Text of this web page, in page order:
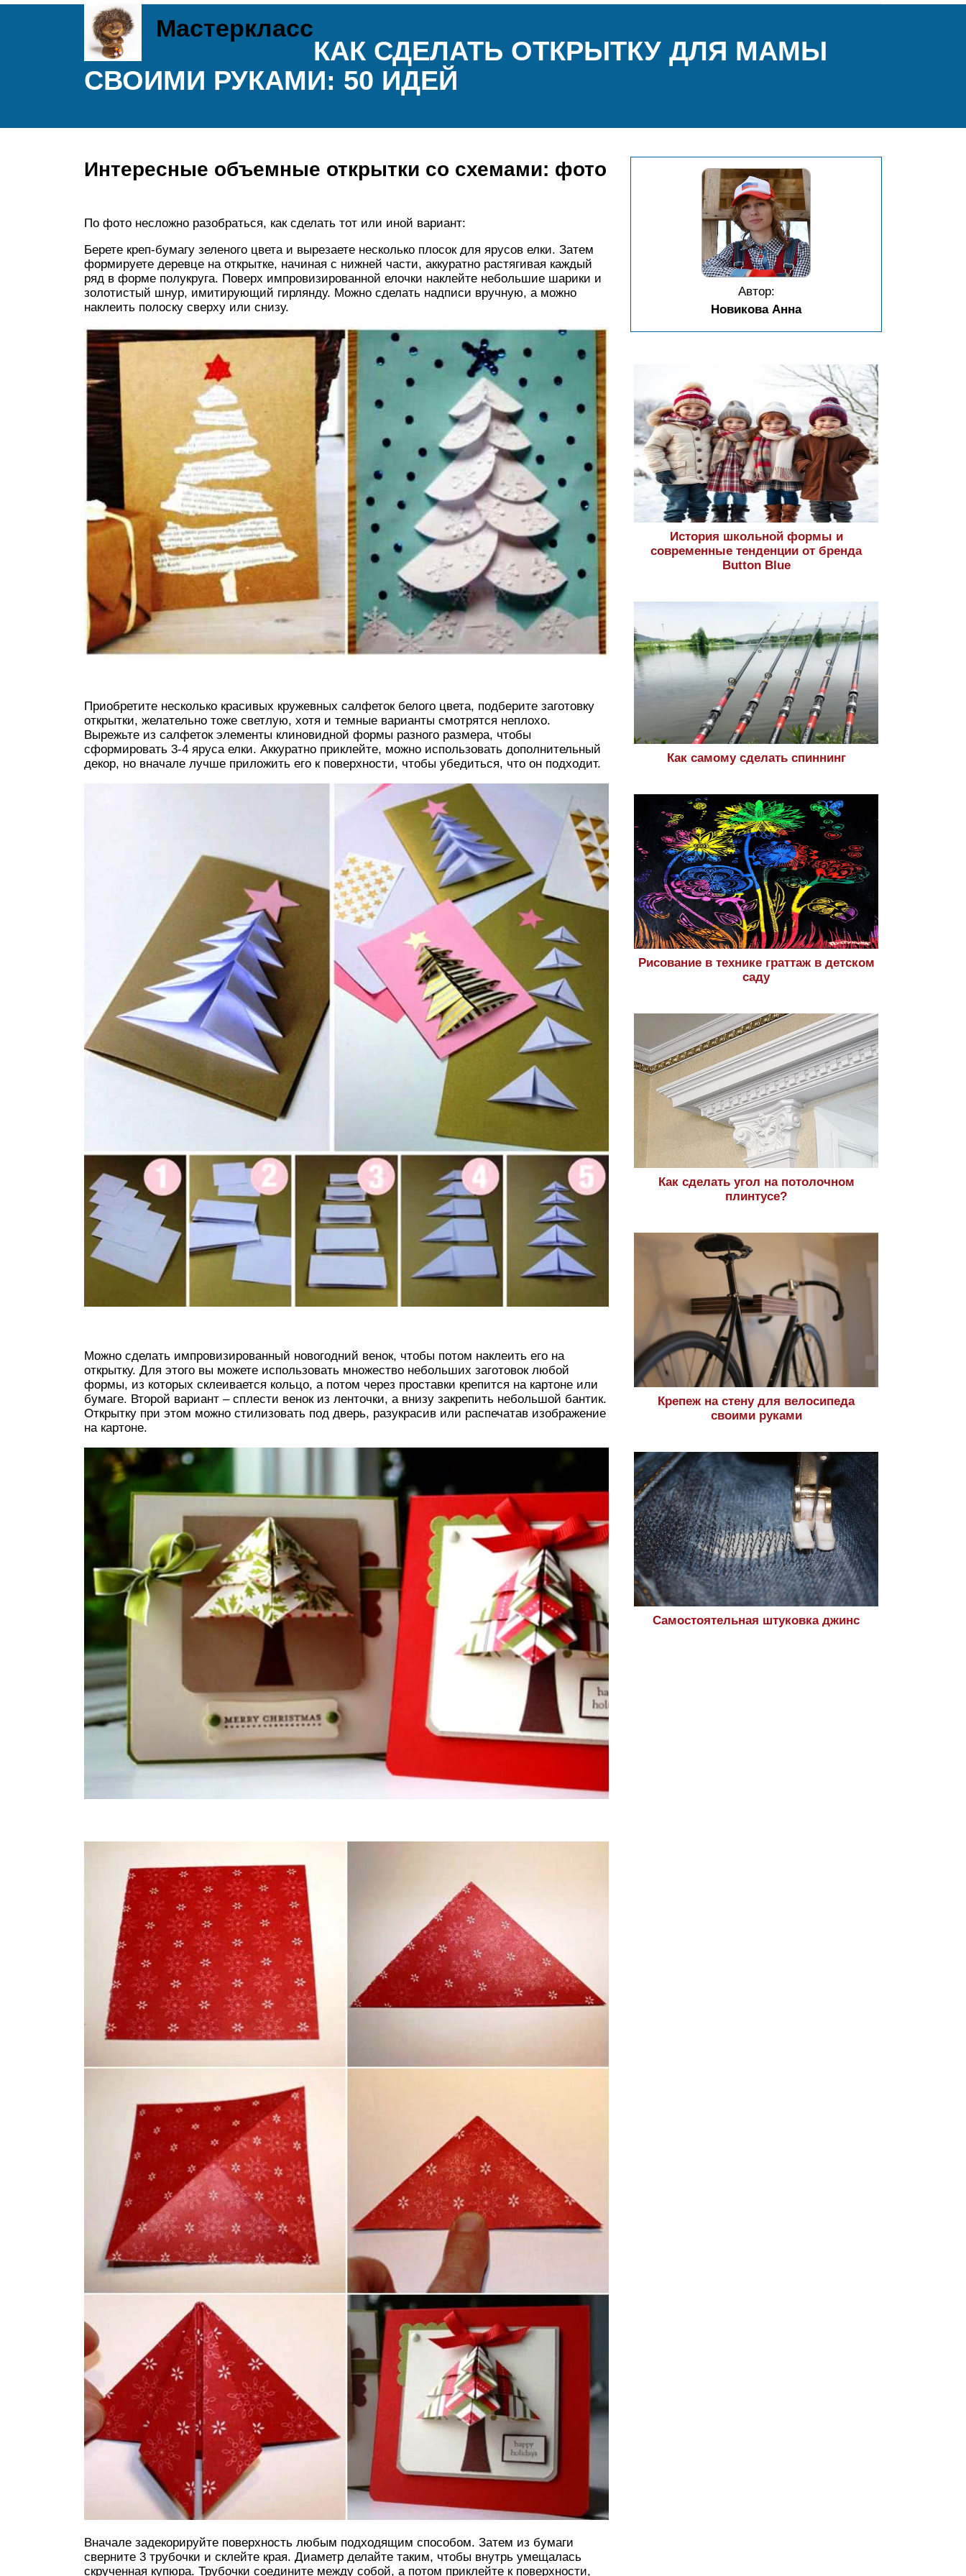
Мастеркласс
КАК СДЕЛАТЬ ОТКРЫТКУ ДЛЯ МАМЫ
СВОИМИ РУКАМИ: 50 ИДЕЙ
Интересные объемные открытки со схемами: фото
По фото несложно разобраться, как сделать тот или иной вариант:
Берете креп-бумагу зеленого цвета и вырезаете несколько плосок для ярусов елки. Затем
формируете деревце на открытке, начиная с нижней части, аккуратно растягивая каждый
ряд в форме полукруга. Поверх импровизированной елочки наклейте небольшие шарики и
золотистый шнур, имитирующий гирлянду. Можно сделать надписи вручную, а можно
наклеить полоску сверху или снизу.
Приобретите несколько красивых кружевных салфеток белого цвета, подберите заготовку
открытки, желательно тоже светлую, хотя и темные варианты смотрятся неплохо.
Вырежьте из салфеток элементы клиновидной формы разного размера, чтобы
сформировать 3-4 яруса елки. Аккуратно приклейте, можно использовать дополнительный
декор, но вначале лучше приложить его к поверхности, чтобы убедиться, что он подходит.
Можно сделать импровизированный новогодний венок, чтобы потом наклеить его на
открытку. Для этого вы можете использовать множество небольших заготовок любой
формы, из которых склеивается кольцо, а потом через проставки крепится на картоне или
бумаге. Второй вариант – сплести венок из ленточки, а внизу закрепить небольшой бантик.
Открытку при этом можно стилизовать под дверь, разукрасив или распечатав изображение
на картоне.
Вначале задекорируйте поверхность любым подходящим способом. Затем из бумаги
сверните 3 трубочки и склейте края. Диаметр делайте таким, чтобы внутрь умещалась
скрученная купюра. Трубочки соедините между собой, а потом приклейте к поверхности,
Автор:
Новикова Анна
История школьной формы и
современные тенденции от бренда
Button Blue
Как самому сделать спиннинг
Рисование в технике граттаж в детском
саду
Как сделать угол на потолочном
плинтусе?
Крепеж на стену для велосипеда
своими руками
Самостоятельная штуковка джинс